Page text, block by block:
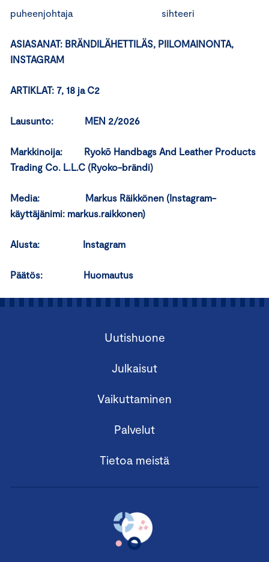
puheenjohtaja sihteeri
ASIASANAT: BRÄNDILÄHETTILÄS, PIILOMAINONTA,
INSTAGRAM
ARTIKLAT: 7, 18 ja C2
Lausunto: MEN 2/2026
Markkinoija: Ryokō Handbags And Leather Products
Trading Co. L.L.C (Ryoko-brändi)
Media: Markus Räikkönen (Instagram-
käyttäjänimi: markus.raikkonen)
Alusta: Instagram
Päätös: Huomautus
Uutishuone
Julkaisut
Vaikuttaminen
Palvelut
Tietoa meistä